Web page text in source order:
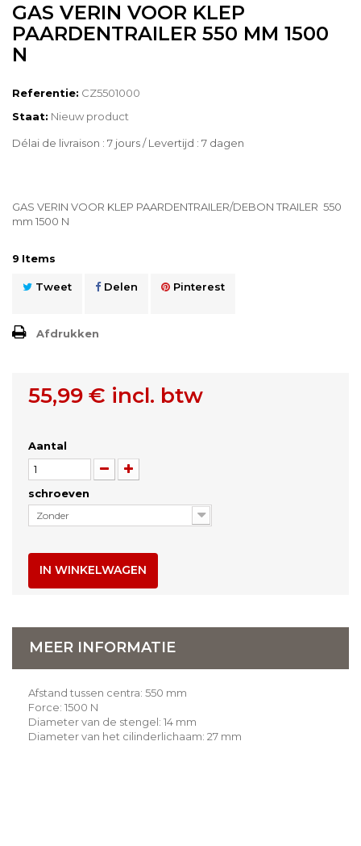
GAS VERIN VOOR KLEP
PAARDENTRAILER 550 MM 1500
N
Referentie: CZ5501000
Staat: Nieuw product
Délai de livraison : 7 jours / Levertijd : 7 dagen
GAS VERIN VOOR KLEP PAARDENTRAILER/DEBON TRAILER 550
mm 1500 N
9 Items
Tweet Delen Pinterest
Afdrukken
55,99 € incl. btw
Aantal
schroeven
Zonder
IN WINKELWAGEN
MEER INFORMATIE
Afstand tussen centra: 550 mm
Force: 1500 N
Diameter van de stengel: 14 mm
Diameter van het cilinderlichaam: 27 mm